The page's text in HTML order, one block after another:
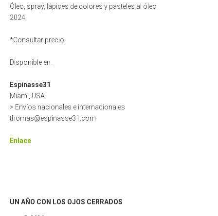
Óleo, spray, lápices de colores y pasteles al óleo
2024
*Consultar precio
Disponible en_
Espinasse31
Miami, USA
> Envíos nacionales e internacionales
thomas@espinasse31.com
Enlace
UN AÑO CON LOS OJOS CERRADOS